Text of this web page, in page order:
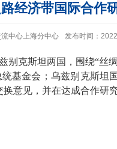
经济带国际合作
中心上海分中心 发布时间：
别克斯坦两国，围绕“
基金会；乌兹别克斯
意见，并在达成合作研究